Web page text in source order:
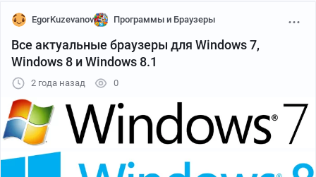
http://web.archive.org/web/20220104184617if_/https://d
Все браузеры, ссылки на которые приведены ниже,
гарантированно поддерживают как современные
HTTPS-протоколы TLS 1.2 и TLS 1.3, так и протокол
Server Name Indication (SNI), используемый на
защищенных Cloudflare сайтах.
Китайские браузеры на основе современных движков
Chromium (требуется набор инструкций SSE2):
EgorKuzevanov Программы и Браузеры
Все актуальные браузеры для Windows 7,
Windows 8 и Windows 8.1
2 года назад 0